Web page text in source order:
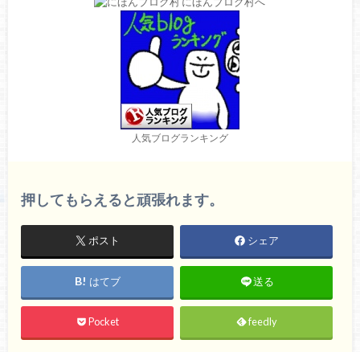
人気ブログランキング
押してもらえると頑張れます。
ポスト シェア
はてブ 送る
Pocket feedly